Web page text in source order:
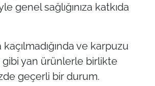
genel sağlığınıza katkıda
kaçılmadığında ve karpuzu
yan ürünlerle birlikte
geçerli bir durum.